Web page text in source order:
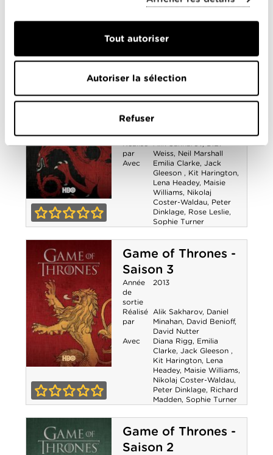
Tout autoriser
Autoriser la sélection
Refuser
0-0
Headey,Liam
Williams,Natalie
Dormer
Waldau
Game of Thrones -
Saison 4
Game of
Thrones - Saison
Année
de
sortie
2014
Réalisé
par
Alik Sakharov,D.B.
Weiss, Neil Marshall
Avec
Emilia Clarke, Jack
Gleeson , Kit Harington,
Lena Headey, Maisie
Williams, Nikolaj
Coster-Waldau, Peter
Dinklage, Rose Leslie,
Sophie Turner
Game of Thrones -
Saison 3
Thrones - Saison
3
Année
de
sortie
2013
Réalisé
par
Alik Sakharov, Daniel
Minahan, David Benioff,
David Nutter
Avec
Diana Rigg, Emilia
Clarke, Jack Gleeson ,
Kit Harington, Lena
Headey, Maisie Williams,
Nikolaj Coster-Waldau,
Peter Dinklage, Richard
Madden, Sophie Turner
Game of Thrones -
Saison 2